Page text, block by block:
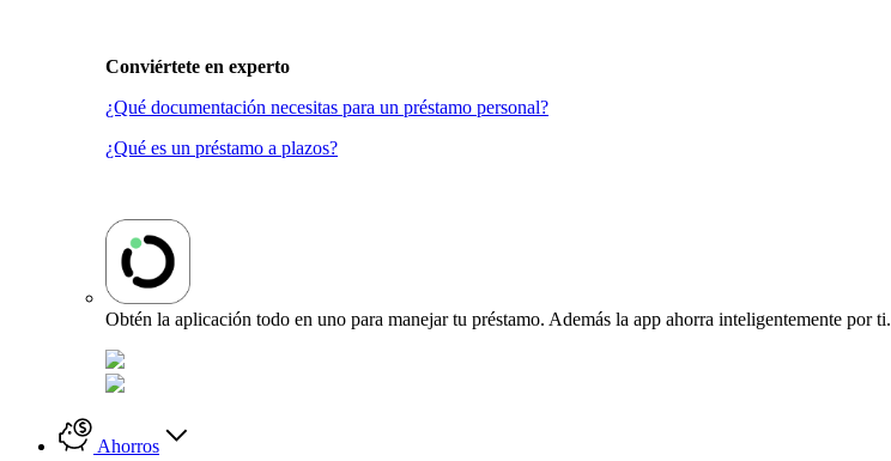
Conviértete en experto
¿Qué documentación necesitas para un préstamo personal?
¿Qué es un préstamo a plazos?
Obtén la aplicación todo en uno para manejar tu préstamo. Además la app ahorra inteligentemente por ti.
Ahorros